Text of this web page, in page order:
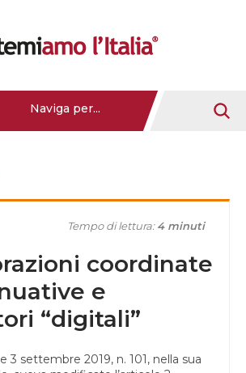
Naviga per...
Tempo di lettura:4 minuti
coordinate
e
“digitali”
3 settembre 2019, n. 101, nella sua